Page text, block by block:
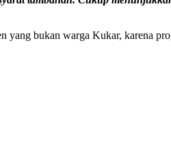
yang bukan warga Kukar, karena